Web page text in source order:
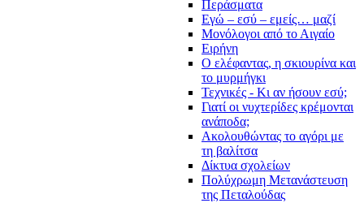
Περάσματα
Εγώ – εσύ – εμείς… μαζί
Μονόλογοι από το Αιγαίο
Ειρήνη
Ο ελέφαντας, η σκιουρίνα και
το μυρμήγκι
Τεχνικές - Κι αν ήσουν εσύ;
Γιατί οι νυχτερίδες κρέμονται
ανάποδα;
Ακολουθώντας το αγόρι με
τη βαλίτσα
Δίκτυα σχολείων
Πολύχρωμη Μετανάστευση
της Πεταλούδας